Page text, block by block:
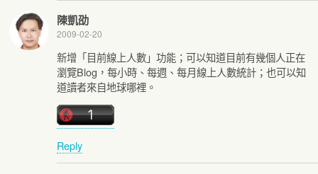
陳凱劭
2009-02-20
新增「目前線上人數」功能；可以知道目前有幾個人正在
瀏覽Blog，每小時、每週、每月線上人數統計；也可以知
道讀者來自地球哪裡。
Reply